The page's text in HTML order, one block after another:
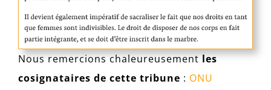
Nous remercions chaleureusementles
cosignataires de cette tribune : ONU